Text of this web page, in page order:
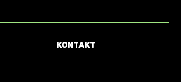
Kontakt